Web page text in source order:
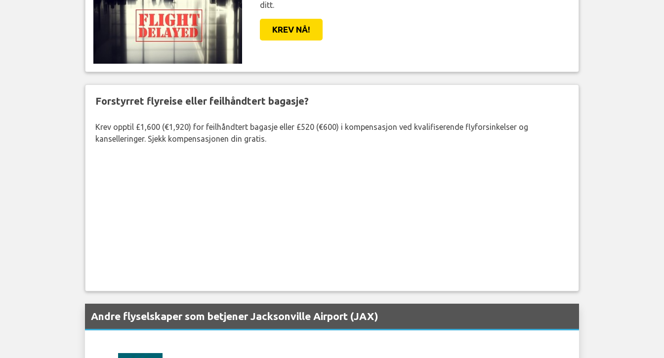
ditt.
KREV NÅ!
Forstyrret flyreise eller feilhåndtert bagasje?
Krev opptil £1,600 (€1,920) for feilhåndtert bagasje eller £520 (€600) i kompensasjon ved kvalifiserende flyforsinkelser og
kanselleringer. Sjekk kompensasjonen din gratis.
Andre flyselskaper som betjener Jacksonville Airport (JAX)